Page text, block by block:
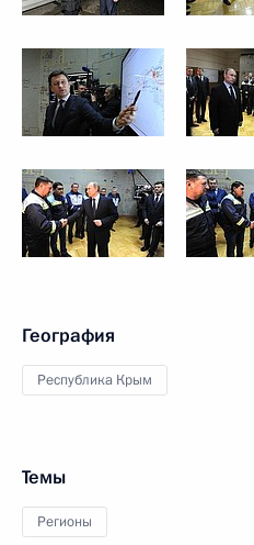
География
Республика Крым
Темы
Регионы